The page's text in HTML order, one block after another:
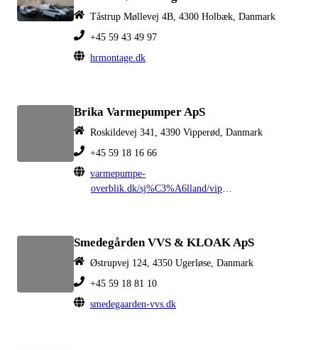
Tåstrup Møllevej 4B, 4300 Holbæk, Danmark
+45 59 43 49 97
hrmontage.dk
Brika Varmepumper ApS
Roskildevej 341, 4390 Vipperød, Danmark
+45 59 18 16 66
varmepumpe-
overblik.dk/sj%C3%A6lland/vipper%C3%B8d
Smedegården VVS & KLOAK ApS
Østrupvej 124, 4350 Ugerløse, Danmark
+45 59 18 81 10
smedegaarden-vvs.dk